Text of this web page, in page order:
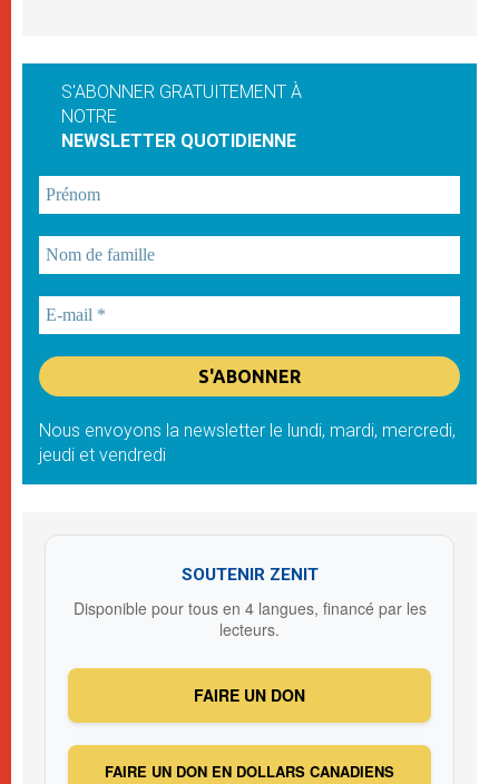
S'ABONNER GRATUITEMENT À
NOTRE
NEWSLETTER QUOTIDIENNE
Nous envoyons la newsletter le lundi, mardi, mercredi,
jeudi et vendredi
SOUTENIR ZENIT
Disponible pour tous en 4 langues, financé par les
lecteurs.
FAIRE UN DON
FAIRE UN DON EN DOLLARS CANADIENS